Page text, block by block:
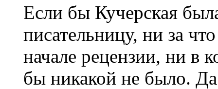
Если бы Кучерская
писательницу, ни за
начале рецензии, ни в
бы никакой не было.